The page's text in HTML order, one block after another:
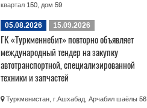
квартал 150, дом 59
05.08.2026 15.09.2026
ГК «Туркменнебит» повторно объявляет
международный тендер на закупку
автотранспортной, специализированной
техники и запчастей
Туркменистан, г.Ашхабад, Арчабил шаёлы 56